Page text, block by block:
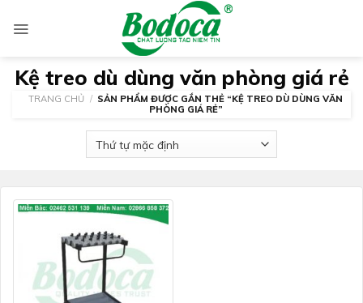
Kệ treo dù dùng văn phòng giá rẻ
TRANG CHỦ / SẢN PHẨM ĐƯỢC GẮN THẺ “KỆ TREO DÙ DÙNG VĂN
PHÒNG GIÁ RẺ”